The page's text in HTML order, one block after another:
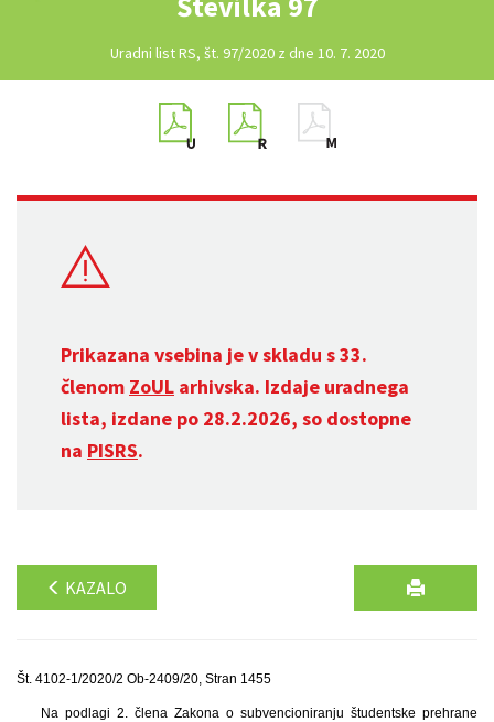
Uradni list RS, št. 97/2020 z dne 10. 7. 2020
Prikazana vsebina je v skladu s 33.
členom ZoUL arhivska. Izdaje uradnega
lista, izdane po 28.2.2026, so dostopne
na PISRS.
KAZALO
Št. 4102-1/2020/2 Ob-2409/20, Stran 1455
Na podlagi 2. člena Zakona o subvencioniranju študentske prehrane